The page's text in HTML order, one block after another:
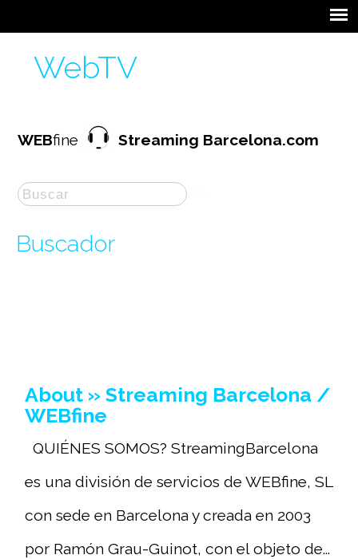
WebTV
WEBfineStreaming Barcelona.com
Buscador
About » Streaming Barcelona /
WEBfine
QUIÉNES SOMOS? StreamingBarcelona
es una división de servicios de WEBfine, SL
con sede en Barcelona y creada en 2003
por Ramón Grau-Guinot, con el objeto de...